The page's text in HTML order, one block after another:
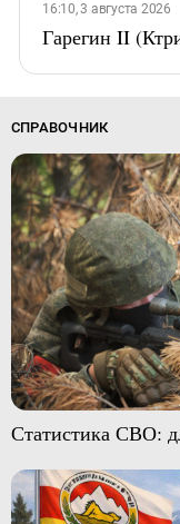
16:10, 3 августа 2026
Гарегин II
СПРАВОЧНИК
Статистика СВО: